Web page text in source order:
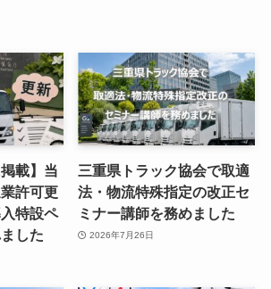
載】当
許可更
特設ペ
した
三重県トラック協会で取適
法・物流特殊指定の改正セ
ミナー講師を務めました
2026年7月26日